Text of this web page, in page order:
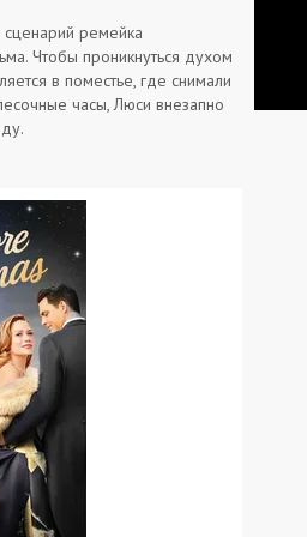
ремейка
Чтобы проникнуться духом
в поместье, где снимали
часы, Люси внезапно